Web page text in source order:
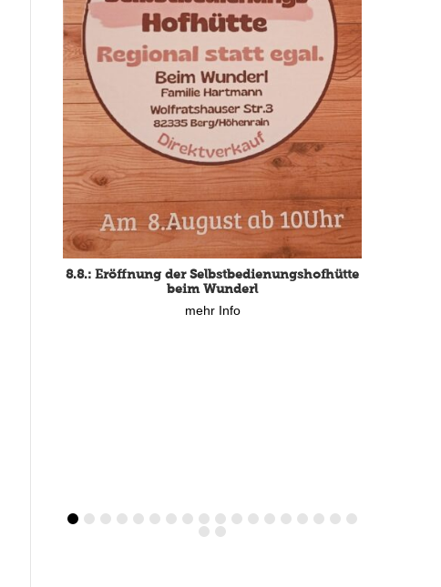
8.8.: Eröffnung der Selbstbedienungshofhütte
beim Wunderl
mehr Info